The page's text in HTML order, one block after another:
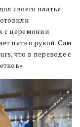
своего платья
с церемонии
пятно рукой. Сам
что в переводе с